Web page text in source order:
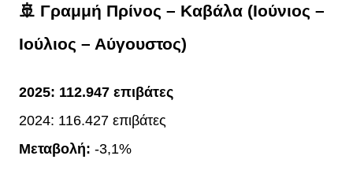
🚢 Γραμμή Πρίνος – Καβάλα (Ιούνιος –
Ιούλιος – Αύγουστος)
2025: 112.947 επιβάτες
2024: 116.427 επιβάτες
Μεταβολή: -3,1%